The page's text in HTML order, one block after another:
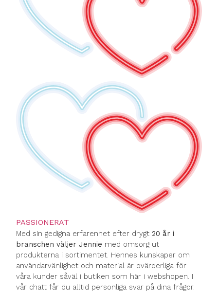
PASSIONERAT
Med sin gedigna erfarenhet efter drygt 20 år i
branschen väljer Jennie med omsorg ut
produkterna i sortimentet. Hennes kunskaper om
användarvänlighet och material är ovärderliga för
våra kunder såväl i butiken som här i webshopen. I
vår chatt får du alltid personliga svar på dina frågor.